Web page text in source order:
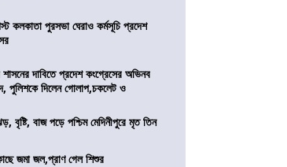
কলকাতা পুরসভা ঘেরাও কর্মসূচি প্রদেশ
দাবিতে প্রদেশ কংগ্রেসের অভিনব
পুলিশকে দিলেন গোলাপ,চকলেট ও
বৃষ্টি, বাজ পড়ে পশ্চিম মেদিনীপুরে মৃত তিন
জমা জল,প্রাণ গেল শিশুর